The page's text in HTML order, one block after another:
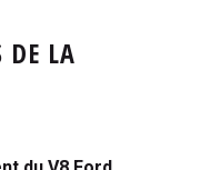
DE LA